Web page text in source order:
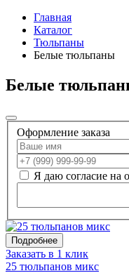
Главная
Каталог
Тюльпаны
Белые тюльпаны
Белые
Оформление заказа
Я даю согласие на
Подробнее
Заказать в 1 клик
25 тюльпанов микс